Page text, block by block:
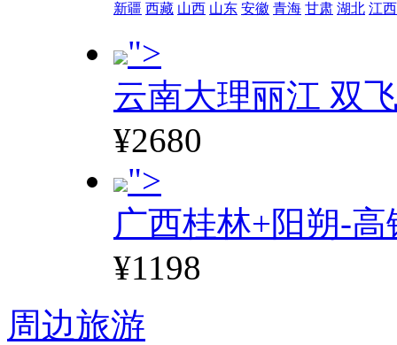
新疆 西藏 山西 山东 安徽 青海 甘肃 湖北 江西
">
云南大理丽江 双
¥2680
">
广西桂林+阳朔-高
¥1198
周边旅游